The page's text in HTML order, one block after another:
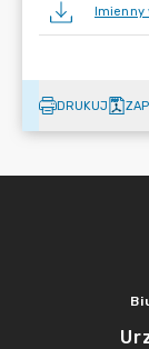
Imienny
DRUKUJ